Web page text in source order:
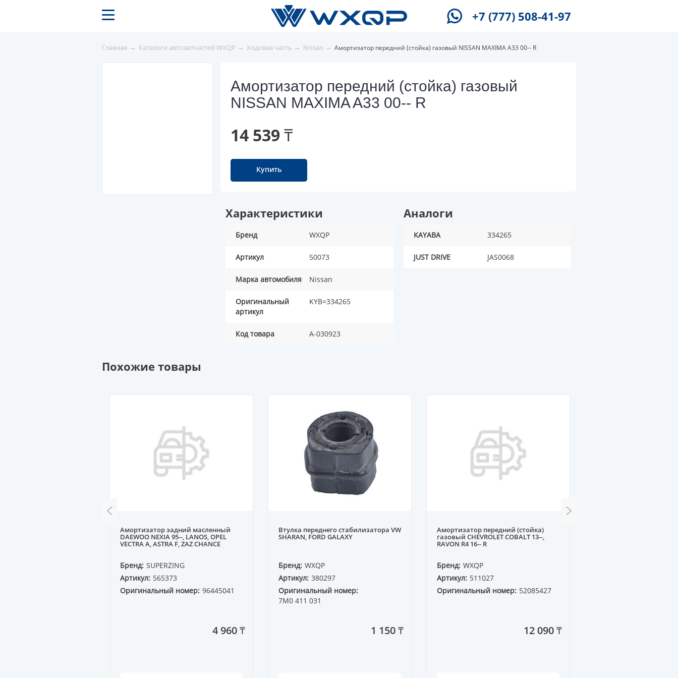
+7 (777) 508-41-97
Главная → Каталоги автозапчастей WXQP → Ходовая часть → Nissan → Амортизатор передний (стойка) газовый NISSAN MAXIMA A33 00-- R
Амортизатор передний (стойка) газовый
NISSAN MAXIMA A33 00-- R
14 539 ₸
Купить
Характеристики
Бренд WXQP
Артикул 50073
Марка автомобиля Nissan
Оригинальный
артикул
KYB=334265
Код товара A-030923
Аналоги
KAYABA 334265
JUST DRIVE JAS0068
Похожие товары
Амортизатор задний масленный
DAEWOO NEXIA 95--, LANOS, OPEL
VECTRA A, ASTRA F, ZAZ CHANCE
Бренд: SUPERZING
Артикул: 565373
Оригинальный номер: 96445041
4 960 ₸
Втулка переднего стабилизатора VW
SHARAN, FORD GALAXY
Бренд: WXQP
Артикул: 380297
Оригинальный номер:
7M0 411 031
1 150 ₸
Амортизатор передний (стойка)
газовый CHEVROLET COBALT 13--,
RAVON R4 16-- R
Бренд: WXQP
Артикул: 511027
Оригинальный номер: 52085427
12 090 ₸